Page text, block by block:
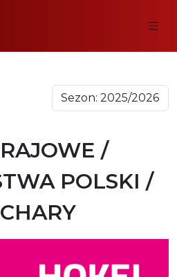
/
POLSKI /